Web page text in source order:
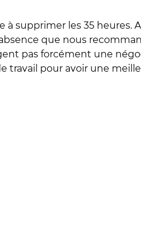
supprimer les 35 heures.
que nous
pas forcément une
travail pour avoir une